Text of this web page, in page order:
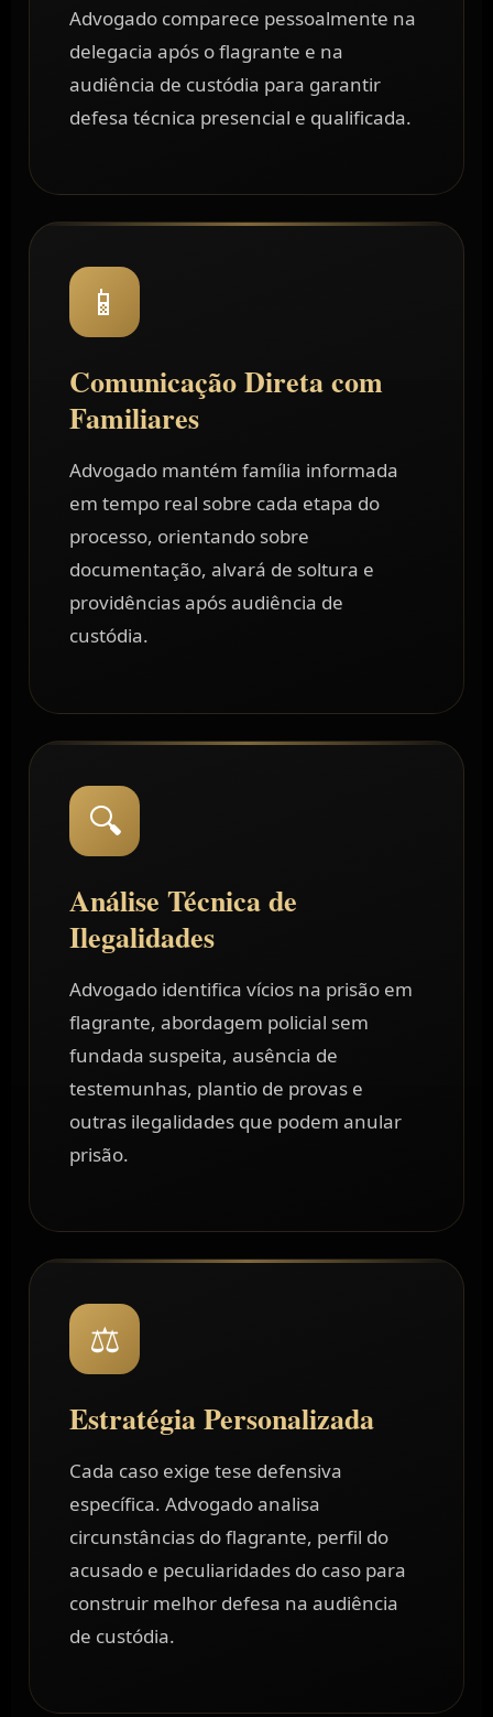
Advogado comparece pessoalmente na
delegacia após o flagrante e na
audiência de custódia para garantir
defesa técnica presencial e qualificada.
📱
Comunicação Direta com
Familiares
Advogado mantém família informada
em tempo real sobre cada etapa do
processo, orientando sobre
documentação, alvará de soltura e
providências após audiência de
custódia.
🔍
Análise Técnica de
Ilegalidades
Advogado identifica vícios na prisão em
flagrante, abordagem policial sem
fundada suspeita, ausência de
testemunhas, plantio de provas e
outras ilegalidades que podem anular
prisão.
⚖️
Estratégia Personalizada
Cada caso exige tese defensiva
específica. Advogado analisa
circunstâncias do flagrante, perfil do
acusado e peculiaridades do caso para
construir melhor defesa na audiência
de custódia.